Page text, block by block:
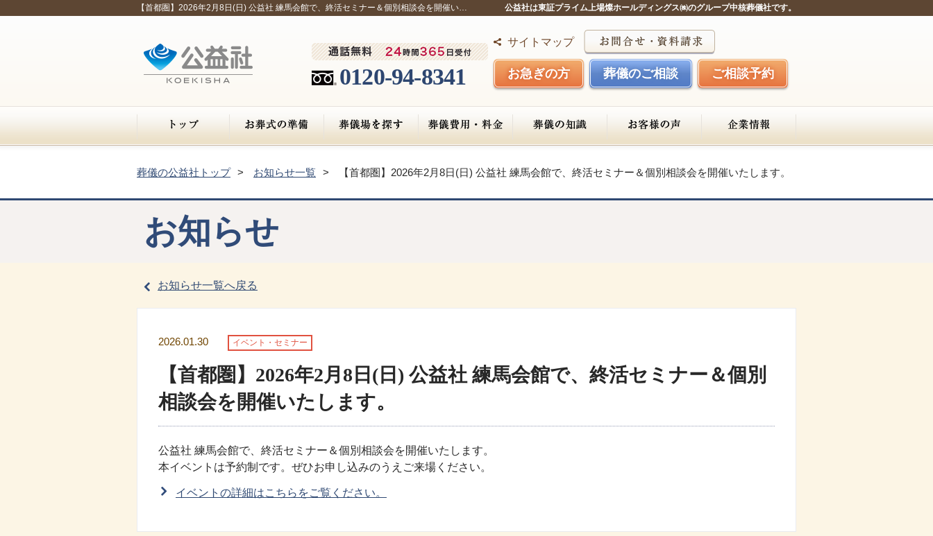
【首都圏】2026年2月8日(日) 公益社 練馬会館で、終活セミナー＆個別相談会を開催い… 公益社は東証プライム上場燦ホールディングス㈱のグループ中核葬儀社です。
サイトマップ
お急ぎの方 葬儀のご相談 ご相談予約
0120-94-8341
葬儀の公益社トップ お知らせ一覧 【首都圏】2026年2月8日(日) 公益社 練馬会館で、終活セミナー＆個別相談会を開催いたします。
お知らせ
お知らせ一覧へ戻る
2026.01.30 イベント・セミナー
【首都圏】2026年2月8日(日) 公益社 練馬会館で、終活セミナー＆個別
相談会を開催いたします。
公益社 練馬会館で、終活セミナー＆個別相談会を開催いたします。
本イベントは予約制です。ぜひお申し込みのうえご来場ください。
イベントの詳細はこちらをご覧ください。